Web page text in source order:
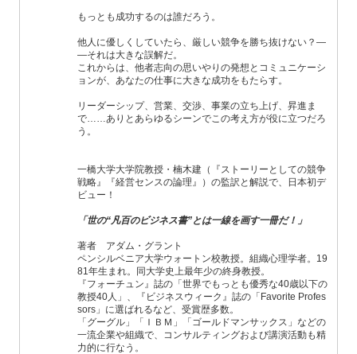
もっとも成功するのは誰だろう。
他人に優しくしていたら、厳しい競争を勝ち抜けない？―
―それは大きな誤解だ。
これからは、他者志向の思いやりの発想とコミュニケーシ
ョンが、あなたの仕事に大きな成功をもたらす。
リーダーシップ、営業、交渉、事業の立ち上げ、昇進ま
で……ありとあらゆるシーンでこの考え方が役に立つだろ
う。
一橋大学大学院教授・楠木建（『ストーリーとしての競争
戦略』『経営センスの論理』）の監訳と解説で、日本初デ
ビュー！
「世の“凡百のビジネス書”とは一線を画す一冊だ！」
著者 アダム・グラント
ペンシルベニア大学ウォートン校教授。組織心理学者。19
81年生まれ。同大学史上最年少の終身教授。
『フォーチュン』誌の「世界でもっとも優秀な40歳以下の
教授40人」、『ビジネスウィーク』誌の「Favorite Profes
sors」に選ばれるなど、受賞歴多数。
「グーグル」「ＩＢＭ」「ゴールドマンサックス」などの
一流企業や組織で、コンサルティングおよび講演活動も精
力的に行なう。